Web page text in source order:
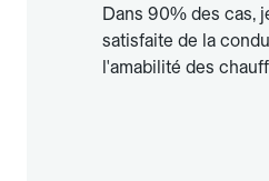
Dans 90% des cas,
satisfaite de la
l'amabilité des